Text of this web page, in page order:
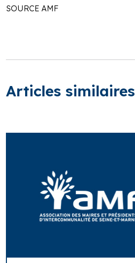
SOURCE AMF
Articles similaires